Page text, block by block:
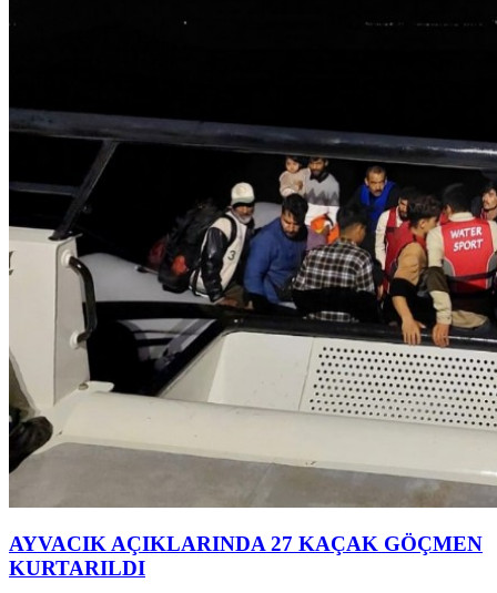
AYVACIK AÇIKLARINDA 27 KAÇAK GÖÇMEN
KURTARILDI